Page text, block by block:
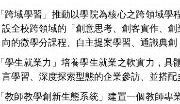
「跨域學習」推動以學院為核心之跨領域
設全校跨領域的「創意思考、創客實作、
向的微學分課程、自主提案學習、通識典創
「學生就業力」培養學生就業之軟實力，
言學習、深度探索型態的企業參訪、並搭配
「教師教學創新生態系統」建置一個教師